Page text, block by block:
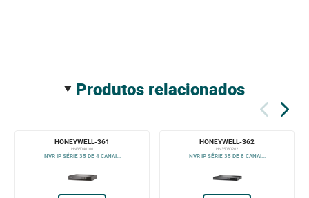
produtos relacionados
HONEYWELL-361
HN35040100
NVR IP SÉRIE 35 DE 4 CANAI...
HONEYWELL-362
HN35080202
NVR IP SÉRIE 35 DE 8 CANAI...